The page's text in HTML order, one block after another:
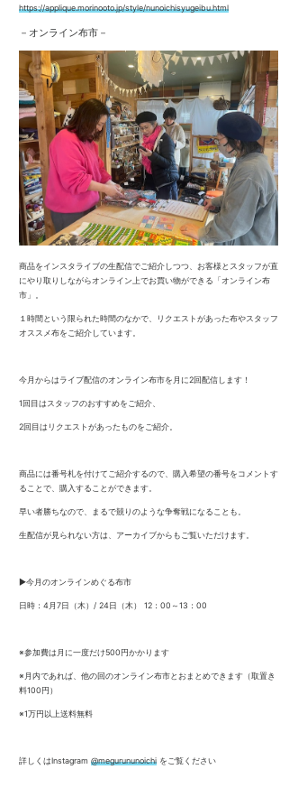
https://applique.morinooto.jp/style/nunoichisyugeibu.html
－オンライン布市－
商品をインスタライブの生配信でご紹介しつつ、お客様とスタッフが直
にやり取りしながらオンライン上でお買い物ができる「オンライン布
市」。
１時間という限られた時間のなかで、リクエストがあった布やスタッフ
オススメ布をご紹介しています。
今月からはライブ配信のオンライン布市を月に2回配信します！
1回目はスタッフのおすすめをご紹介、
2回目はリクエストがあったものをご紹介。
商品には番号札を付けてご紹介するので、購入希望の番号をコメントす
ることで、購入することができます。
早い者勝ちなので、まるで競りのような争奪戦になることも。
生配信が見られない方は、アーカイブからもご覧いただけます。
▶︎今月のオンラインめぐる布市
日時：4月7日（木）/ 24日（木） 12：00～13：00
※参加費は月に一度だけ500円かかります
※月内であれば、他の回のオンライン布市とおまとめできます（取置き
料100円）
※1万円以上送料無料
詳しくはInstagram @megurununoichi をご覧ください